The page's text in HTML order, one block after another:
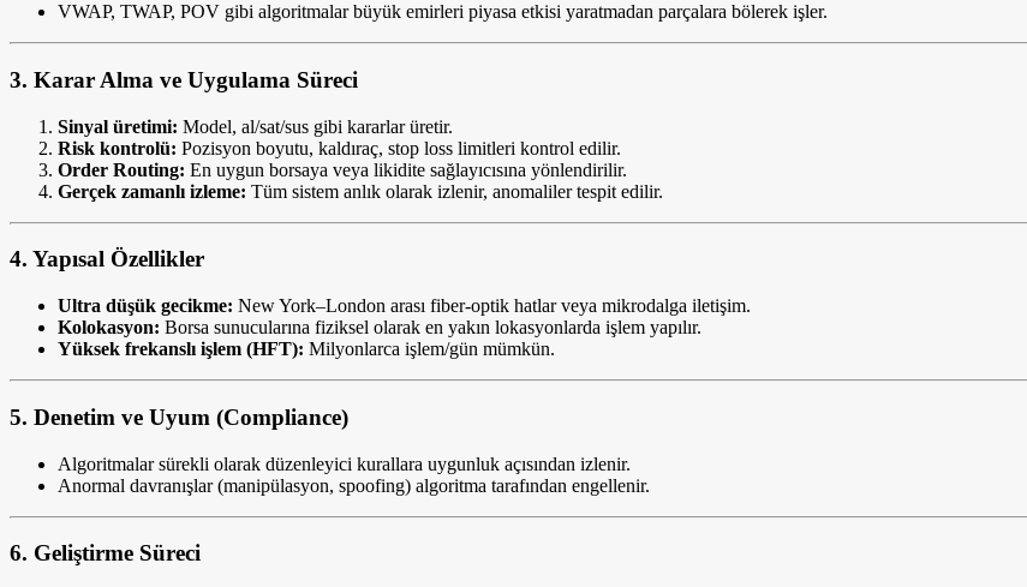
VWAP, TWAP, POV gibi algoritmalar büyük emirleri piyasa etkisi yaratmadan parçalara bölerek işler.
3. Karar Alma ve Uygulama Süreci
Sinyal üretimi: Model, al/sat/sus gibi kararlar üretir.
Risk kontrolü: Pozisyon boyutu, kaldıraç, stop loss limitleri kontrol edilir.
Order Routing: En uygun borsaya veya likidite sağlayıcısına yönlendirilir.
Gerçek zamanlı izleme: Tüm sistem anlık olarak izlenir, anomaliler tespit edilir.
4. Yapısal Özellikler
Ultra düşük gecikme: New York–London arası fiber-optik hatlar veya mikrodalga iletişim.
Kolokasyon: Borsa sunucularına fiziksel olarak en yakın lokasyonlarda işlem yapılır.
Yüksek frekanslı işlem (HFT): Milyonlarca işlem/gün mümkün.
5. Denetim ve Uyum (Compliance)
Algoritmalar sürekli olarak düzenleyici kurallara uygunluk açısından izlenir.
Anormal davranışlar (manipülasyon, spoofing) algoritma tarafından engellenir.
6. Geliştirme Süreci